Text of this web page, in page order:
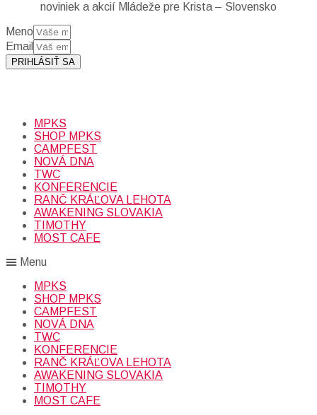
noviniek a akcií Mládeže pre Krista – Slovensko
Meno
Email
PRIHLÁSIŤ SA
MPKS
SHOP MPKS
CAMPFEST
NOVÁ DNA
TWC
KONFERENCIE
RANČ KRÁĽOVA LEHOTA
AWAKENING SLOVAKIA
TIMOTHY
MOST CAFE
Menu
MPKS
SHOP MPKS
CAMPFEST
NOVÁ DNA
TWC
KONFERENCIE
RANČ KRÁĽOVA LEHOTA
AWAKENING SLOVAKIA
TIMOTHY
MOST CAFE